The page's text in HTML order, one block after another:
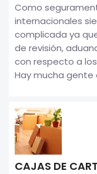
Como
internacionales
complicada ya
de revisión,
con respecto a
Hay mucha gente
CAJAS DE